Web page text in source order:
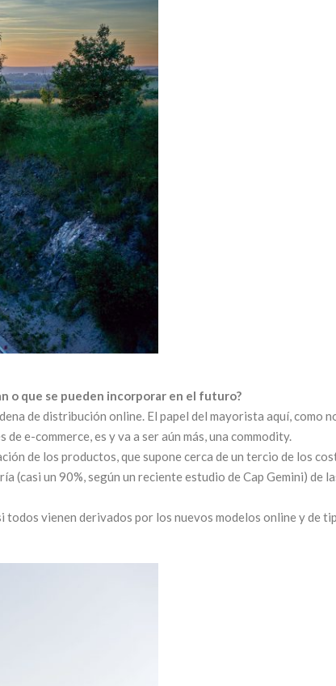
o que se pueden incorporar en el futuro?
de distribución online. El papel del mayorista aquí, como
e-commerce, es y va a ser aún más, una commodity.
de los productos, que supone cerca de un tercio de los
un 90%, según un reciente estudio de Cap Gemini) de
vienen derivados por los nuevos modelos online y de